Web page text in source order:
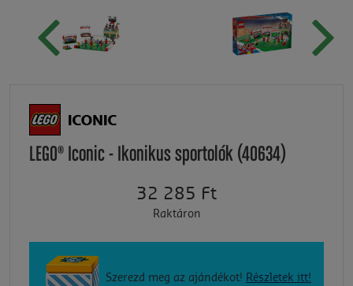
LEGO® Iconic - Ikonikus sportolók (40634)
32 285 Ft
Raktáron
Szerezd meg az ajándékot! Részletek itt!